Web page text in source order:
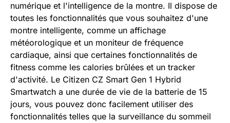
numérique et l'intelligence de la montre. Il dispose de
toutes les fonctionnalités que vous souhaitez d'une
montre intelligente, comme un affichage
météorologique et un moniteur de fréquence
cardiaque, ainsi que certaines fonctionnalités de
fitness comme les calories brûlées et un tracker
d'activité. Le Citizen CZ Smart Gen 1 Hybrid
Smartwatch a une durée de vie de la batterie de 15
jours, vous pouvez donc facilement utiliser des
fonctionnalités telles que la surveillance du sommeil